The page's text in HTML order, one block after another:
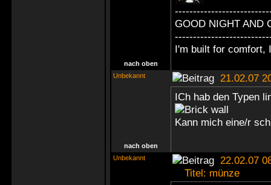
GOOD NIGHT AND
I'm built for comfort,
nach oben
Unbekannt
21.02.07
ICh hab den Typen
Kann mich eine/r
nach oben
Unbekannt
22.02.07
Titel: münze